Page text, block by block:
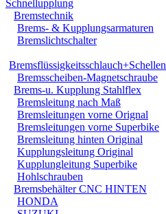
Schnellupplung
Bremstechnik
Brems- & Kupplungsarmaturen
Bremslichtschalter
Bremsflüssigkeitsschlauch+Schellen
Bremsscheiben-Magnetschraube
Brems-u. Kupplung Stahlflex
Bremsleitung nach Maß
Bremsleitungen vorne Orignal
Bremsleitungen vorne Superbike
Bremsleitung hinten Original
Kupplungsleitung Original
Kupplungleitung Superbike
Hohlschrauben
Bremsbehälter CNC HINTEN
HONDA